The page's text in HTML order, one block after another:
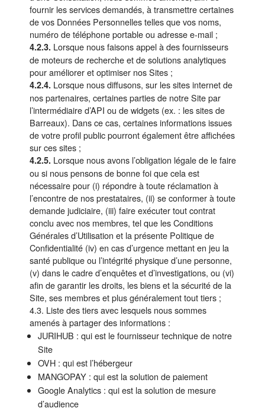
fournir les services demandés, à transmettre certaines
de vos Données Personnelles telles que vos noms,
numéro de téléphone portable ou adresse e-mail ;
4.2.3. Lorsque nous faisons appel à des fournisseurs
de moteurs de recherche et de solutions analytiques
pour améliorer et optimiser nos Sites ;
4.2.4. Lorsque nous diffusons, sur les sites internet de
nos partenaires, certaines parties de notre Site par
l’intermédiaire d’API ou de widgets (ex. : les sites de
Barreaux). Dans ce cas, certaines informations issues
de votre profil public pourront également être affichées
sur ces sites ;
4.2.5. Lorsque nous avons l’obligation légale de le faire
ou si nous pensons de bonne foi que cela est
nécessaire pour (i) répondre à toute réclamation à
l’encontre de nos prestataires, (ii) se conformer à toute
demande judiciaire, (iii) faire exécuter tout contrat
conclu avec nos membres, tel que les Conditions
Générales d’Utilisation et la présente Politique de
Confidentialité (iv) en cas d’urgence mettant en jeu la
santé publique ou l’intégrité physique d’une personne,
(v) dans le cadre d’enquêtes et d’investigations, ou (vi)
afin de garantir les droits, les biens et la sécurité de la
Site, ses membres et plus généralement tout tiers ;
4.3. Liste des tiers avec lesquels nous sommes
amenés à partager des informations :
JURIHUB : qui est le fournisseur technique de notre
Site
OVH : qui est l’hébergeur
MANGOPAY : qui est la solution de paiement
Google Analytics : qui est la solution de mesure
d’audience